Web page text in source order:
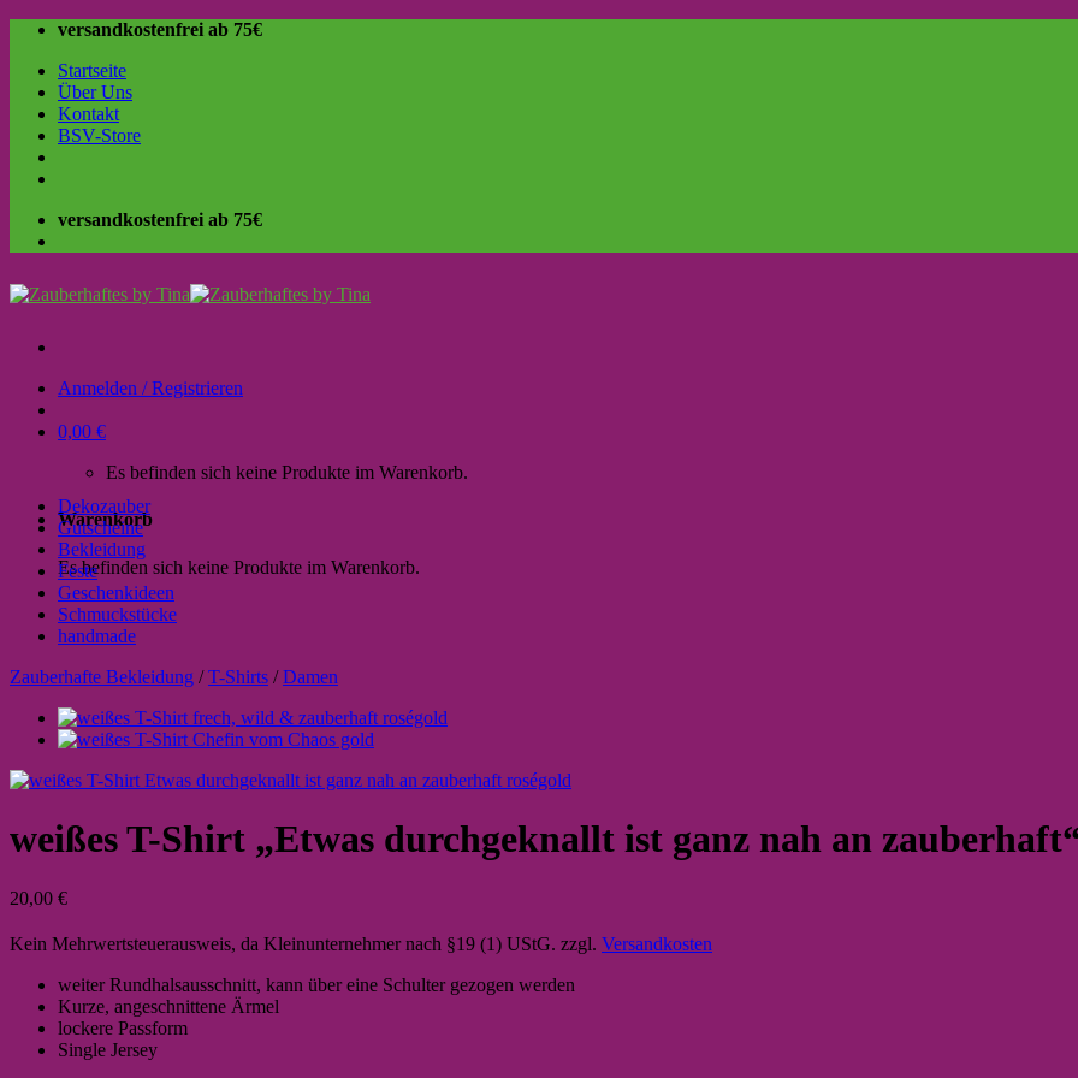
Skip
content
versandkostenfrei ab 75€
Startseite
Über Uns
Kontakt
BSV-Store
versandkostenfrei ab 75€
Anmelden / Registrieren
0,00 €
Es befinden sich keine Produkte im Warenkorb.
Warenkorb
Es befinden sich keine Produkte im Warenkorb.
Dekozauber
Gutscheine
Bekleidung
Feste
Geschenkideen
Schmuckstücke
handmade
Zauberhafte Bekleidung / T-Shirts / Damen
weißes T-Shirt „Etwas durchgeknallt ist ganz nah an
20,00 €
Kein Mehrwertsteuerausweis, da Kleinunternehmer nach §19 (1) UStG. zzgl. Versandkosten
weiter Rundhalsausschnitt, kann über eine Schulter gezogen werden
Kurze, angeschnittene Ärmel
lockere Passform
Single Jersey